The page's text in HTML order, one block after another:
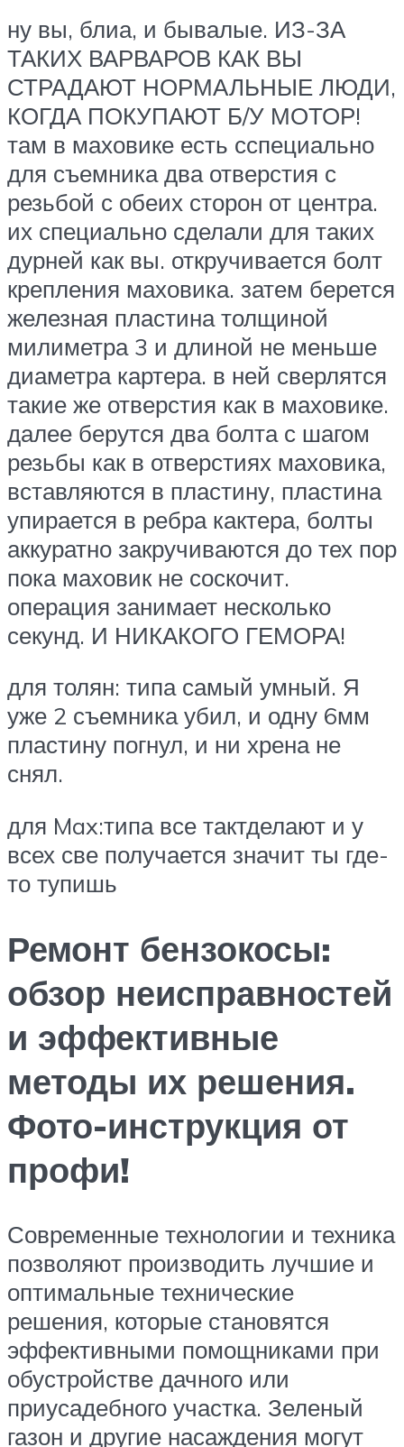
ну вы, блиа, и бывалые. ИЗ-ЗА
ТАКИХ ВАРВАРОВ КАК ВЫ
СТРАДАЮТ НОРМАЛЬНЫЕ ЛЮДИ,
КОГДА ПОКУПАЮТ Б/У МОТОР!
там в маховике есть сспециально
для съемника два отверстия с
резьбой с обеих сторон от центра.
их специально сделали для таких
дурней как вы. откручивается болт
крепления маховика. затем берется
железная пластина толщиной
милиметра 3 и длиной не меньше
диаметра картера. в ней сверлятся
такие же отверстия как в маховике.
далее берутся два болта с шагом
резьбы как в отверстиях маховика,
вставляются в пластину, пластина
упирается в ребра кактера, болты
аккуратно закручиваются до тех пор
пока маховик не соскочит.
операция занимает несколько
секунд. И НИКАКОГО ГЕМОРА!
для толян: типа самый умный. Я
уже 2 съемника убил, и одну 6мм
пластину погнул, и ни хрена не
снял.
для Max:типа все тактделают и у
всех све получается значит ты где-
то тупишь
Ремонт бензокосы:
обзор неисправностей
и эффективные
методы их решения.
Фото-инструкция от
профи!
Современные технологии и техника
позволяют производить лучшие и
оптимальные технические
решения, которые становятся
эффективными помощниками при
обустройстве дачного или
приусадебного участка. Зеленый
газон и другие насаждения могут